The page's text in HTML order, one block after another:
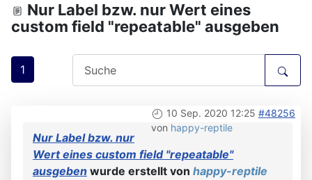
Nur Label bzw. nur Wert eines
custom field "repeatable" ausgeben
1
10 Sep. 2020 12:25 #48256
von happy-reptile
Nur Label bzw. nur
Wert eines custom field "repeatable"
ausgeben wurde erstellt von happy-reptile